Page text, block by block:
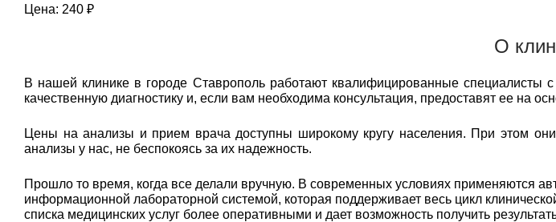
Цена: 240 ₽
О
В нашей клинике в городе Ставрополь работают квалифицированные
качественную диагностику и, если вам необходима консультация, предоставят ее на
Цены на анализы и прием врача доступны широкому кругу населения. При этом
анализы у нас, не беспокоясь за их надежность.
Прошло то время, когда все делали вручную. В современных условиях применяются
информационной лабораторной системой, которая поддерживает весь цикл
списка медицинских услуг более оперативными и дает возможность получить